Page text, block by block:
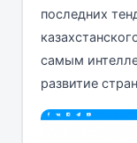
последних
самым
развитие